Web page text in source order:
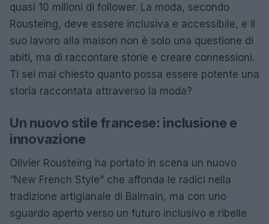
quasi 10 milioni di follower. La moda, secondo
Rousteing, deve essere inclusiva e accessibile, e il
suo lavoro alla maison non è solo una questione di
abiti, ma di raccontare storie e creare connessioni.
Ti sei mai chiesto quanto possa essere potente una
storia raccontata attraverso la moda?
Un nuovo stile francese: inclusione e
innovazione
Olivier Rousteing ha portato in scena un nuovo
“New French Style” che affonda le radici nella
tradizione artigianale di Balmain, ma con uno
sguardo aperto verso un futuro inclusivo e ribelle.